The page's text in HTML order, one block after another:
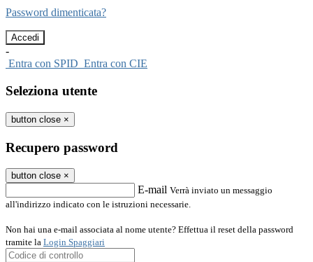
Password dimenticata?
-
Entra con SPID Entra con CIE
Seleziona utente
button close ×
Recupero password
button close ×
E-mail Verrà inviato un messaggio
all'indirizzo indicato con le istruzioni necessarie.
Non hai una e-mail associata al nome utente? Effettua il reset della password
tramite la Login Spaggiari